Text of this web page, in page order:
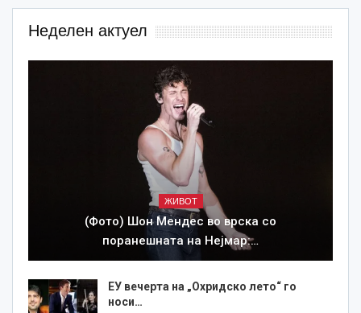
Неделен актуел
ЖИВОТ
(Фото) Шон Мендес во врска со
поранешната на Нејмар:…
ЕУ вечерта на „Охридско лето“ го
носи…